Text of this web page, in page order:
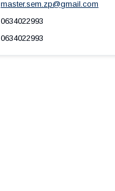
master.sem.zp@gmail.com
0634022993
0634022993